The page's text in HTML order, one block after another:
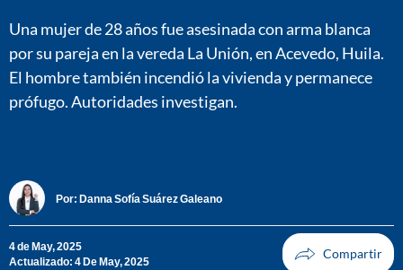
Una mujer de 28 años fue asesinada con arma blanca
por su pareja en la vereda La Unión, en Acevedo, Huila.
El hombre también incendió la vivienda y permanece
prófugo. Autoridades investigan.
Por: Danna Sofía Suárez Galeano
4 de May, 2025
Actualizado: 4 De May, 2025